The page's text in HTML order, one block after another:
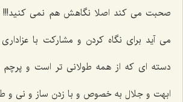
صحبت می کند اصلا نگاهش هم نمی کنید!!!
می آید برای نگاه کردن و مشارکت با
دسته ای که از همه طولانی تر است و پرچم
ابهت و جلال به خصوص و با زدن ساز و نی و